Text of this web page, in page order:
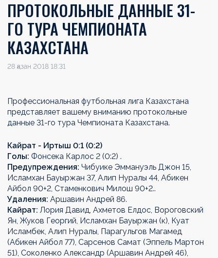
ПРОТОКОЛЬНЫЕ ДАННЫЕ 31-
ГО ТУРА ЧЕМПИОНАТА
КАЗАХСТАНА
28 қазан 2018 18:31
Профессиональная футбольная лига Казахстана
представляет вашему вниманию протокольные
данные 31-го тура Чемпионата Казахстана.
Кайрат - Иртыш 0:1 (0:2)
Голы: Фонсека Карлос 2 (0:2) .
Предупреждения: Чибуике Эммануэль Джон 15,
Исламхан Бауыржан 37, Алип Нуралы 44, Абикен
Айбол 90+2, Стаменкович Милош 90+2..
Удаления: Аршавин Андрей 86.
Кайрат: Лория Давид, Ахметов Елдос, Вороговский
Ян, Жуков Георгий, Исламхан Бауыржан (к), Куат
Исламбек, Алип Нуралы, Парагульгов Магамед
(Абикен Айбол 77), Сарсенов Самат (Эппель Мартон
51), Соколенко Александр (Аршавин Андрей 46),